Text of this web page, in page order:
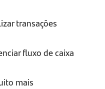
transações
fluxo de caixa
mais